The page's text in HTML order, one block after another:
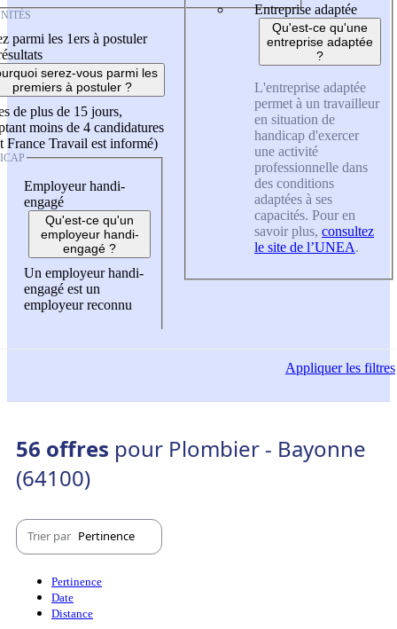
parmi les 1ers à postuler
serez-vous parmi les
premiers à postuler ?
de plus de 15 jours,
moins de 4 candidatures
France Travail est informé)
Employeur handi-
engagé
Qu'est-ce qu'un
employeur handi-
engagé ?
Un employeur handi-
engagé est un
employeur reconnu
Entreprise adaptée
Qu'est-ce qu'une
entreprise adaptée
?
L'entreprise adaptée
permet à un travailleur
en situation de
handicap d'exercer
une activité
professionnelle dans
des conditions
adaptées à ses
capacités. Pour en
savoir plus, consultez
le site de l’UNEA.
Appliquerles filtres
56 offres pour Plombier - Bayonne
(64100)
Trier par Pertinence
Pertinence
Date
Distance